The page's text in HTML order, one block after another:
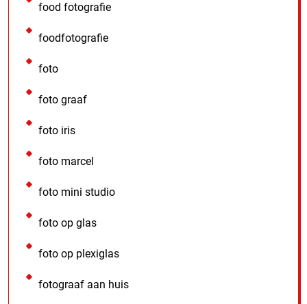
food fotografie
foodfotografie
foto
foto graaf
foto iris
foto marcel
foto mini studio
foto op glas
foto op plexiglas
fotograaf aan huis